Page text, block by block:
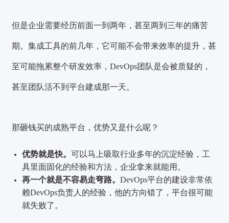
但是企业需要经历前面一到两年，甚至两到三年的痛苦
期。集成工具的前几年，它可能不会带来效率的提升，甚
至可能拖累整个研发效率，DevOps团队是会被质疑的，
甚至团队活不到平台建成那一天。
那砸钱买的成熟平台，优势又是什么呢？
优势就是快。可以马上吸取行业多年的沉淀经验，工
具里面固化的经验和方法，企业拿来就能用。
再一个就是不容易走弯路。DevOps平台的建设非常依
赖DevOps负责人的经验，他的方向错了，平台很可能
就失败了。